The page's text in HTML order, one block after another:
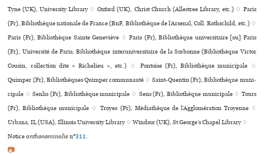
Tyne (UK), University Library ♢ Oxford (UK), Christ Church (Allestree Library, etc.) ♢ Paris
(Fr), Bibliothèque nationale de France (BnF, Bibliothèque de l’Arsenal, Coll. Rothschild, etc.) ♢
Paris (Fr), Bibliothèque Sainte Geneviève ♢ Paris (Fr), Bibliothèque uni­ver­si­taire [ou] Paris
(Fr), Université de Paris, Bibliothèque inte­ru­ni­ver­si­taire de la Sorbonne (Bibliothèque Victor
Cousin, collection dite « Richelieu », etc.) ♢ Pontoise (Fr), Bibliothèque muni­ci­pale ♢
Quimper (Fr), Bibliothèques Quimper communauté ♢ Saint-Quentin (Fr), Bibliothèque muni­
ci­pale ♢ Senlis (Fr), Bibliothèque muni­ci­pale ♢ Sens (Fr), Bibliothèque muni­ci­pale ♢ Tours
(Fr), Bibliothèque muni­ci­pale ♢ Troyes (Fr), Médiathèque de l’Agglomération Troyenne ♢
Urbana, IL (USA), Illinois University Library ♢ Windsor (UK), St George’s Chapel Library ♢
Noticeanthonominalien°311.
📷